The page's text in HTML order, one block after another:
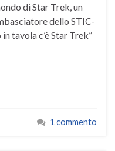
di Star Trek, un
dello STIC-
tavola c’è Star Trek”
1 commento